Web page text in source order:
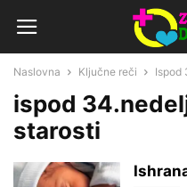
Naslovna Ključne reči Ispod
ispod
starosti